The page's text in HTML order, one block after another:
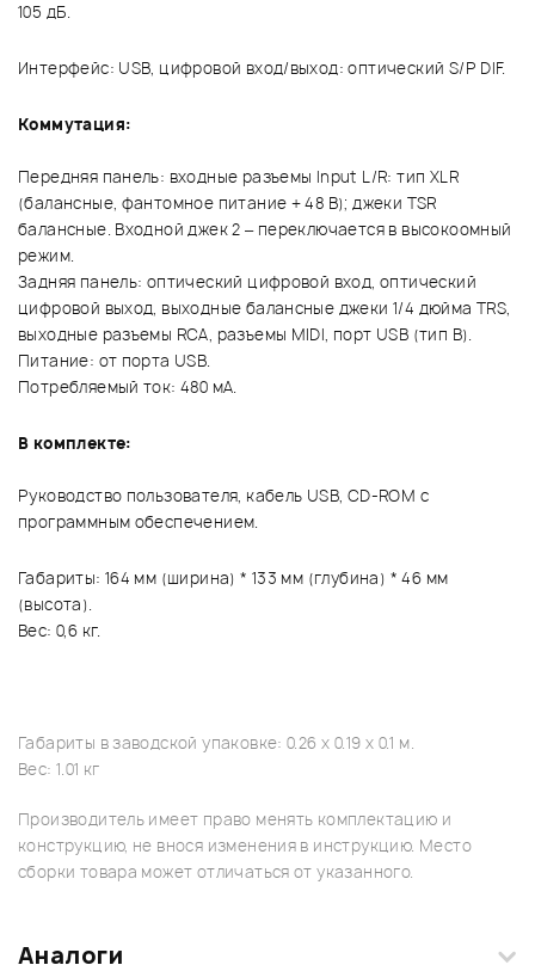
105 дБ.
Интерфейс: USB, цифровой вход/выход: оптический S/P DIF.
Коммутация:
Передняя панель: входные разъемы Input L/R: тип XLR
(балансные, фантомное питание + 48 В); джеки TSR
балансные. Входной джек 2 – переключается в высокоомный
режим.
Задняя панель: оптический цифровой вход, оптический
цифровой выход, выходные балансные джеки 1/4 дюйма TRS,
выходные разъемы RCA, разъемы MIDI, порт USB (тип B).
Питание: от порта USB.
Потребляемый ток: 480 мА.
В комплекте:
Руководство пользователя, кабель USB, CD-ROM с
программным обеспечением.
Габариты: 164 мм (ширина) * 133 мм (глубина) * 46 мм
(высота).
Вес: 0,6 кг.
Габариты в заводской упаковке: 0.26 x 0.19 x 0.1 м.
Вес: 1.01 кг
Производитель имеет право менять комплектацию и
конструкцию, не внося изменения в инструкцию. Место
сборки товара может отличаться от указанного.
Аналоги